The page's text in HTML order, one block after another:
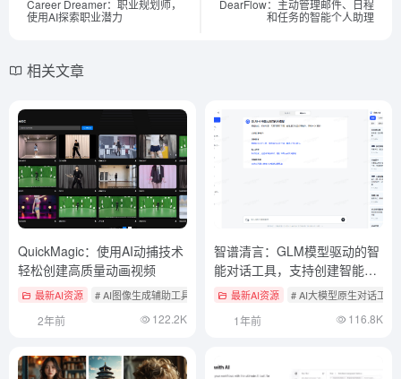
Career Dreamer：职业规划师，
使用AI探索职业潜力
DearFlow：主动管理邮件、日程
和任务的智能个人助理
相关文章
QuickMagic：使用AI动捕技术
轻松创建高质量动画视频
最新AI资源 # AI图像生成辅助工具 # AI视频转换风格
2年前 122.2K
智谱清言：GLM模型驱动的智
能对话工具，支持创建智能
体、长文档解读、AI数据分析
最新AI资源 # AI大模型原生对话工具
1年前 116.8K